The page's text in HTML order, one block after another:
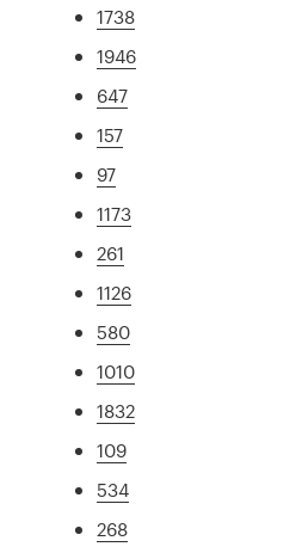
1738
1946
647
157
97
1173
261
1126
580
1010
1832
109
534
268